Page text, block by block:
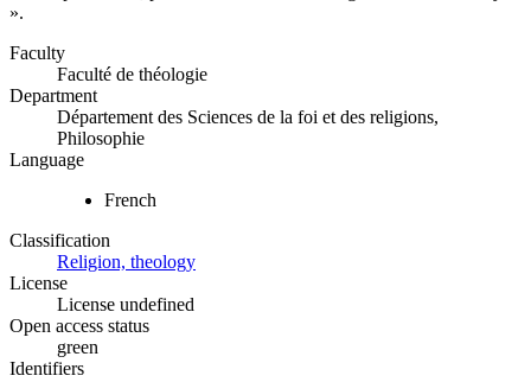
».
Faculty
Faculté de théologie
Department
Département des Sciences de la foi et des religions,
Philosophie
Language
French
Classification
Religion, theology
License
License undefined
Open access status
green
Identifiers